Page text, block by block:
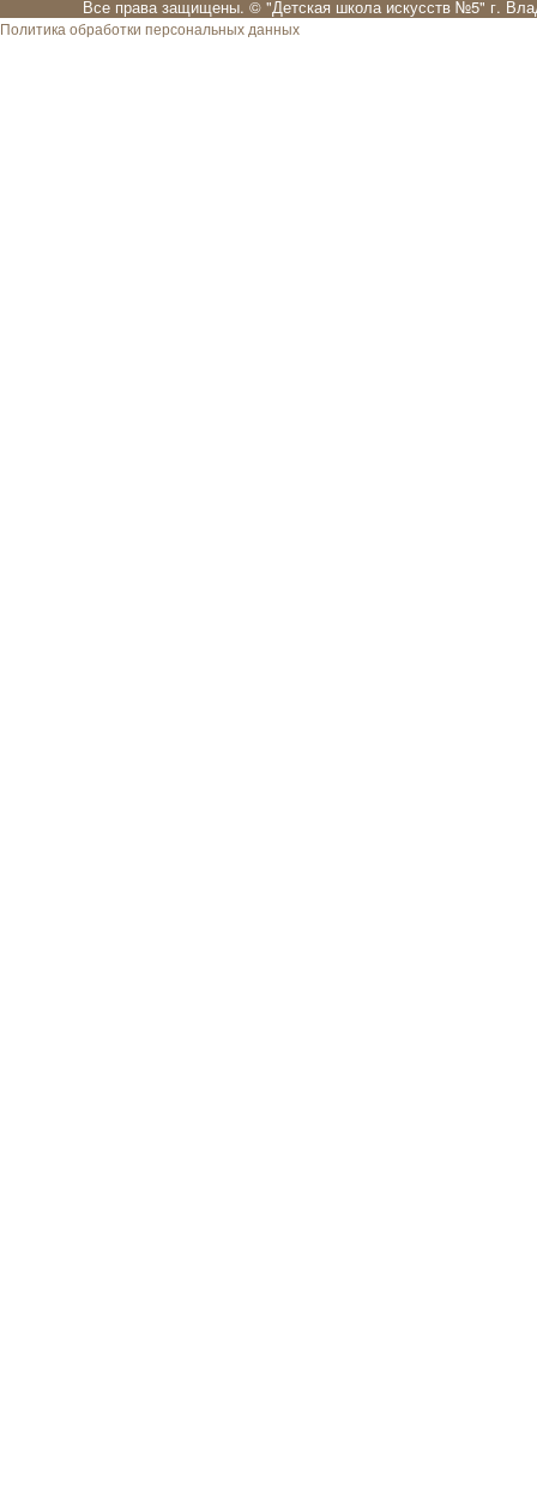
Все права защищены. ©"Детская школа искусств №5" г.
Политика обработки персональных данных